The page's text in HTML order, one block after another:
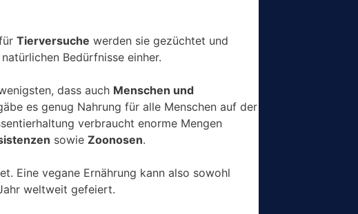
Tierversuche werden sie gezüchtet und
Bedürfnisse einher.
dass auch Menschen und
es genug Nahrung für alle Menschen auf der
verbraucht enorme Mengen
sowie Zoonosen.
Eine vegane Ernährung kann also sowohl
weltweit gefeiert.